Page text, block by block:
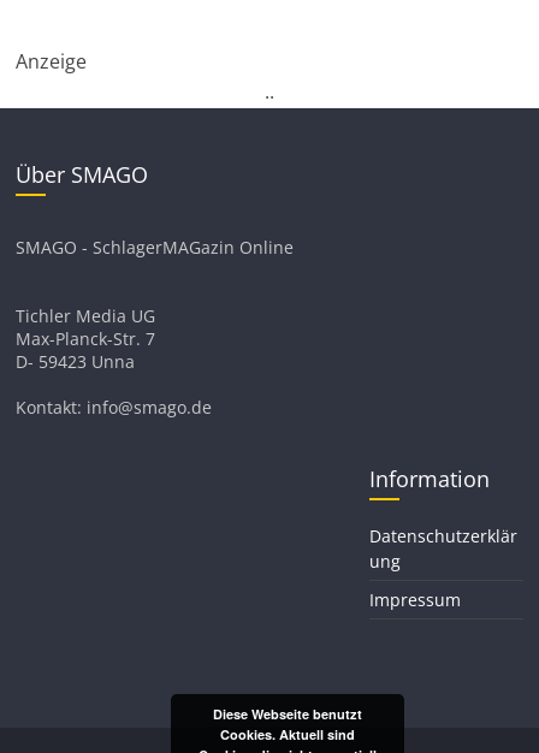
Anzeige
..
Über SMAGO
SMAGO - SchlagerMAGazin Online
Tichler Media UG
Max-Planck-Str. 7
D- 59423 Unna
Kontakt: info@smago.de
Information
Datenschutzerklär
ung
Impressum
Diese Webseite benutzt
Cookies. Aktuell sind